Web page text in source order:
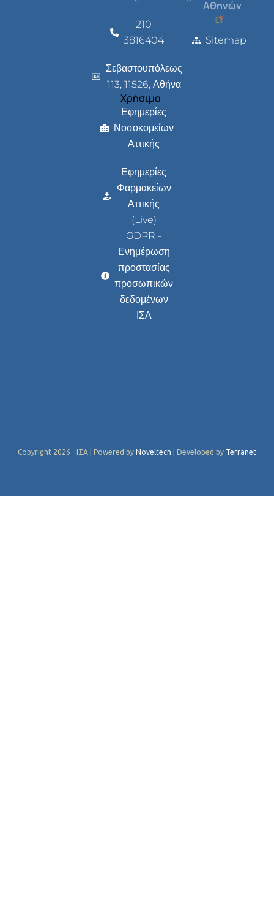
210
3816404
Σεβαστουπόλεως
113, 11526, Αθήνα
Χρήσιμα
Εφημερίες
Νοσοκομείων
Αττικής
Εφημερίες
Φαρμακείων
Αττικής
(Live)
GDPR -
Ενημέρωση
προστασίας
προσωπικών
δεδομένων
ΙΣΑ
Αθηνών
Sitemap
Copyright 2026 - ΙΣΑ | Powered by Noveltech | Developed by Terranet